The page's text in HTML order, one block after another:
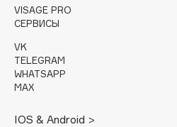
DABO
Darphin
Davines
Dessange
VISAGE PRO
СЕРВИСЫ
VK
TELEGRAM
WHATSAPP
MAX
IOS & Android >